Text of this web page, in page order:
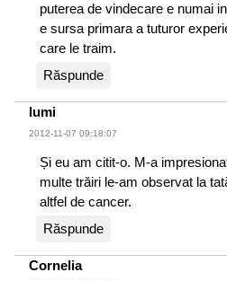
puterea de vindecare e numai
e sursa primara a tuturor
care le traim.
Răspunde
lumi
2012-11-07 09:18:07
Și eu am citit-o. M-a
multe trăiri le-am observat la
altfel de cancer.
Răspunde
Cornelia